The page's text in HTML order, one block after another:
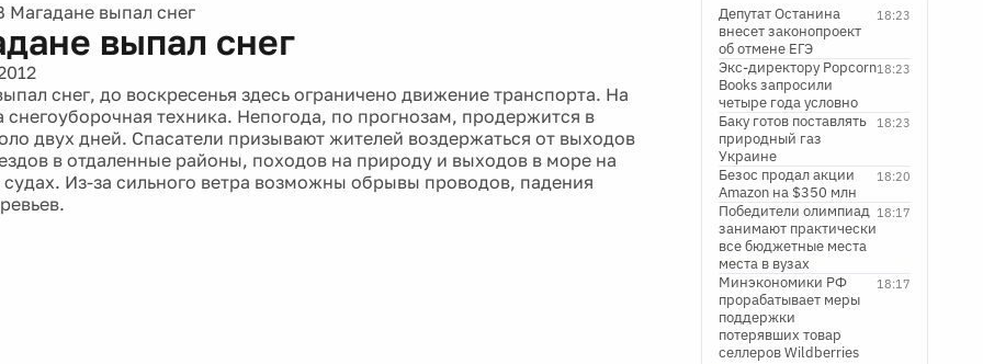
Магадане выпал снег
выпал снег
снег, до воскресенья здесь ограничено движение транспорта. На
техника. Непогода, по прогнозам, продержится в
двух дней. Спасатели призывают жителей воздержаться от выходов
в отдаленные районы, походов на природу и выходов в море на
Из-за сильного ветра возможны обрывы проводов, падения
18:23
Депутат Останина
внесет законопроект
об отмене ЕГЭ
18:23
Экс-директору Popcorn
Books запросили
четыре года условно
18:23
Баку готов поставлять
природный газ
Украине
18:20
Безос продал акции
Amazon на $350 млн
18:17
Победители олимпиад
занимают практически
все бюджетные места
места в вузах
18:17
Минэкономики РФ
прорабатывает меры
поддержки
потерявших товар
селлеров Wildberries